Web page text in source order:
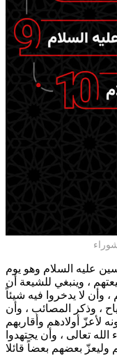
عليه السلام وهو يوم
، وينبغي للشيعة أن
وأن لا يدخروا فيه شيئاً
، وذكر المصائب ، وأن
لأعزّ أولادهم وأقاربهم
تعالى ، وأن يجتهدوا